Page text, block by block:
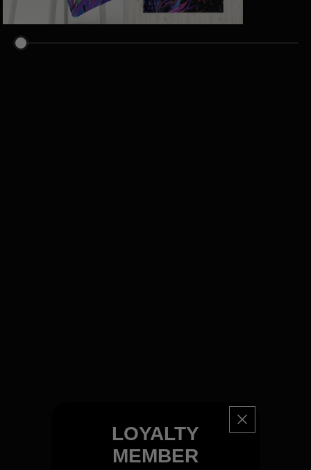
LOYALTY
MEMBER